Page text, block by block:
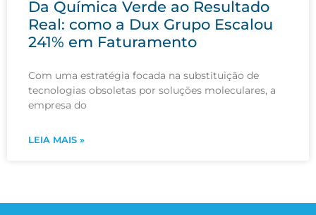
Da Química Verde ao Resultado
Real: como a Dux Grupo Escalou
241% em Faturamento
Com uma estratégia focada na substituição de
tecnologias obsoletas por soluções moleculares, a
empresa do
LEIA MAIS »